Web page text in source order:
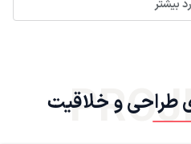
بیشتر
طراحی و خلاقیت